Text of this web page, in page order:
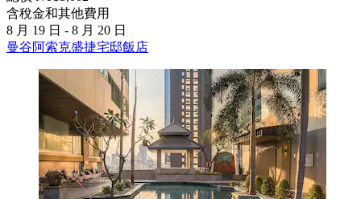
含稅金和其他費用
8 月 19 日 - 8 月 20 日
曼谷阿索克盛捷宅邸飯店